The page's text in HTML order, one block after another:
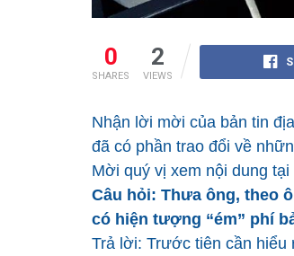
0
SHARES
2
VIEWS
Nhận lời mời của bản tin
đã có phần trao đổi về
Mời quý vị xem nội dung tại
Câu hỏi: Thưa ông, theo
có hiện tượng “ém” phí
Trả lời: Trước tiên cần hiểu